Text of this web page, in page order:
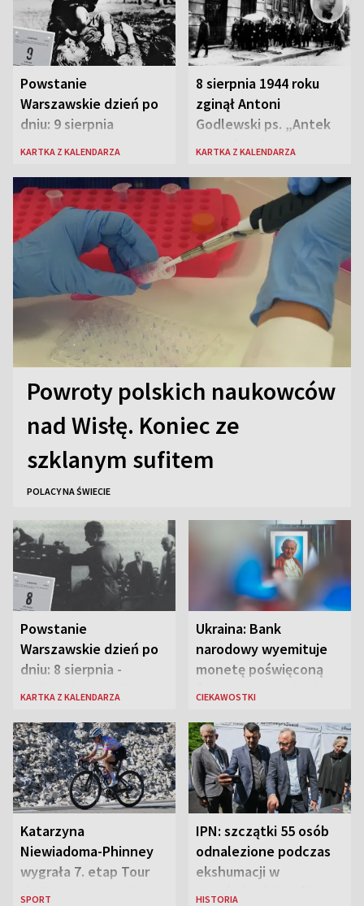
Powstanie
Warszawskie dzień po
dniu: 9 sierpnia
KARTKA Z KALENDARZA
8 sierpnia 1944 roku
zginął Antoni
Godlewski ps. „Antek
Rozpylacz”
KARTKA Z KALENDARZA
Powroty polskich naukowców
nad Wisłę. Koniec ze
szklanym sufitem
POLACY NA ŚWIECIE
Powstanie
Warszawskie dzień po
dniu: 8 sierpnia -
rozbrzmiewa radio
„Antka Rozpylacza”
KARTKA Z KALENDARZA
Ukraina: Bank
narodowy wyemituje
monetę poświęconą
św. Janowi Pawłowi II
CIEKAWOSTKI
Katarzyna
Niewiadoma-Phinney
wygrała 7. etap Tour
de France i została
SPORT
IPN: szczątki 55 osób
odnalezione podczas
ekshumacji w
Ostrówkach i Woli
HISTORIA